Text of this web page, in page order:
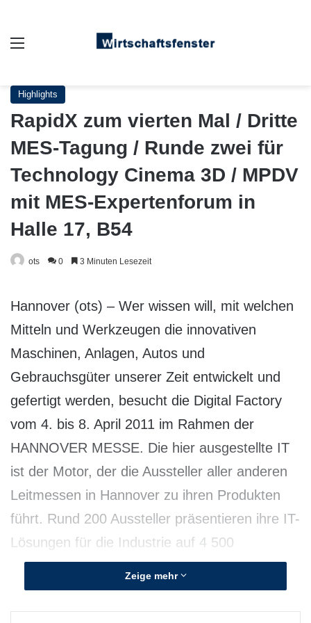
Highlights
RapidX zum vierten Mal / Dritte
MES-Tagung / Runde zwei für
Technology Cinema 3D / MPDV
mit MES-Expertenforum in
Halle 17, B54
ots 0 3 Minuten Lesezeit
Hannover (ots) – Wer wissen will, mit welchen
Mitteln und Werkzeugen die innovativen
Maschinen, Anlagen, Autos und
Gebrauchsgüter unserer Zeit entwickelt und
gefertigt werden, besucht die Digital Factory
vom 4. bis 8. April 2011 im Rahmen der
HANNOVER MESSE. Die hier ausgestellte IT
ist der Motor, der die Aussteller aller anderen
Leitmessen in Hannover zu ihren Produkten
führt. Rund 200 Aussteller präsentieren ihre IT-
Lösungen für die Industrie auf 4 500
Quadratmetern. Unter ihnen Firmen wie
AUCOTEC, Autodesk, Dassault Systemes,
EPLAN, ISD, Megatech, Microsoft, MPDV
Zeige mehr